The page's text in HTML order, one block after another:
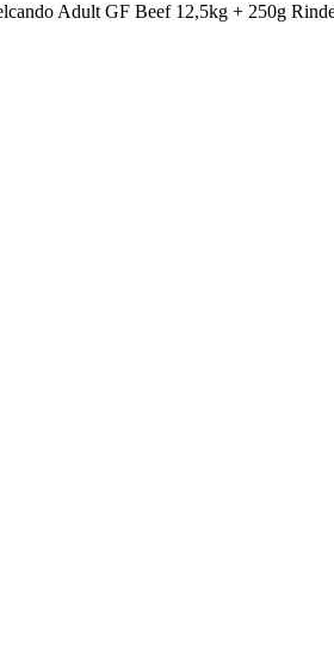
Adult GF Beef 12,5kg + 250g